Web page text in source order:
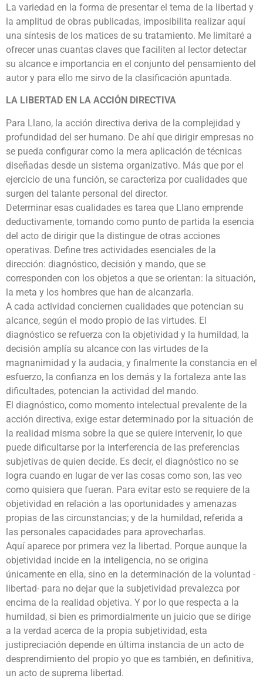
La variedad en la forma de presentar el tema de la libertad y
la amplitud de obras publicadas, imposibilita realizar aquí
una síntesis de los matices de su tratamiento. Me limitaré a
ofrecer unas cuantas claves que faciliten al lector detectar
su alcance e importancia en el conjunto del pensamiento del
autor y para ello me sirvo de la clasificación apuntada.
LA LIBERTAD EN LA ACCIÓN DIRECTIVA
Para Llano, la acción directiva deriva de la complejidad y
profundidad del ser humano. De ahí que dirigir empresas no
se pueda configurar como la mera aplicación de técnicas
diseñadas desde un sistema organizativo. Más que por el
ejercicio de una función, se caracteriza por cualidades que
surgen del talante personal del director.
Determinar esas cualidades es tarea que Llano emprende
deductivamente, tomando como punto de partida la esencia
del acto de dirigir que la distingue de otras acciones
operativas. Define tres actividades esenciales de la
dirección: diagnóstico, decisión y mando, que se
corresponden con los objetos a que se orientan: la situación,
la meta y los hombres que han de alcanzarla.
A cada actividad conciernen cualidades que potencian su
alcance, según el modo propio de las virtudes. El
diagnóstico se refuerza con la objetividad y la humildad, la
decisión amplía su alcance con las virtudes de la
magnanimidad y la audacia, y finalmente la constancia en el
esfuerzo, la confianza en los demás y la fortaleza ante las
dificultades, potencian la actividad del mando.
El diagnóstico, como momento intelectual prevalente de la
acción directiva, exige estar determinado por la situación de
la realidad misma sobre la que se quiere intervenir, lo que
puede dificultarse por la interferencia de las preferencias
subjetivas de quien decide. Es decir, el diagnóstico no se
logra cuando en lugar de ver las cosas como son, las veo
como quisiera que fueran. Para evitar esto se requiere de la
objetividad en relación a las oportunidades y amenazas
propias de las circunstancias; y de la humildad, referida a
las personales capacidades para aprovecharlas.
Aquí aparece por primera vez la libertad. Porque aunque la
objetividad incide en la inteligencia, no se origina
únicamente en ella, sino en la determinación de la voluntad -
libertad- para no dejar que la subjetividad prevalezca por
encima de la realidad objetiva. Y por lo que respecta a la
humildad, si bien es primordialmente un juicio que se dirige
a la verdad acerca de la propia subjetividad, esta
justipreciación depende en última instancia de un acto de
desprendimiento del propio yo que es también, en definitiva,
un acto de suprema libertad.